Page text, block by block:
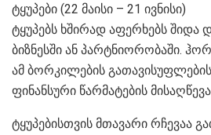
ტყუპები (22 მაისი – 21 ივნისი)
ტყუპებს ხშირად აფერხებს შიდა
ბიზნესში ან პარტნიორობაში.
ამ ბორკილების
ფინანსური წარმატების
ტყუპებისთვის მთავარი რჩევაა